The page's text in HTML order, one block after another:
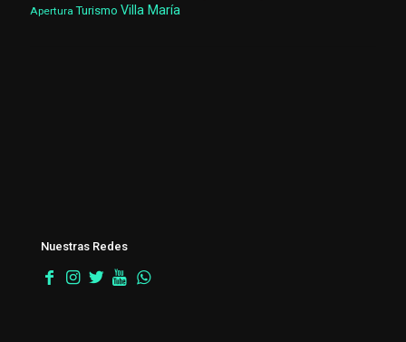
Apertura Turismo Villa María
Nuestras Redes